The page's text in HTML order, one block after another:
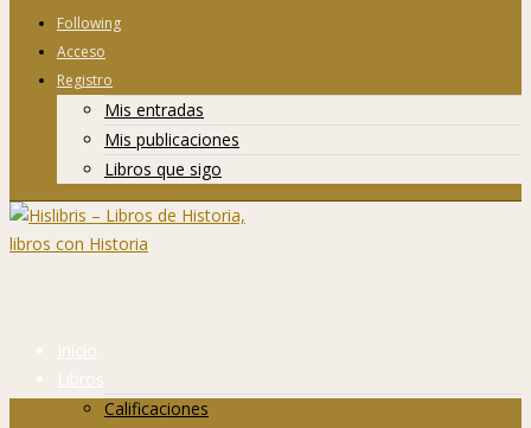
Following
Acceso
Registro
Mis entradas
Mis publicaciones
Libros que sigo
Inicio
Libros
Calificaciones